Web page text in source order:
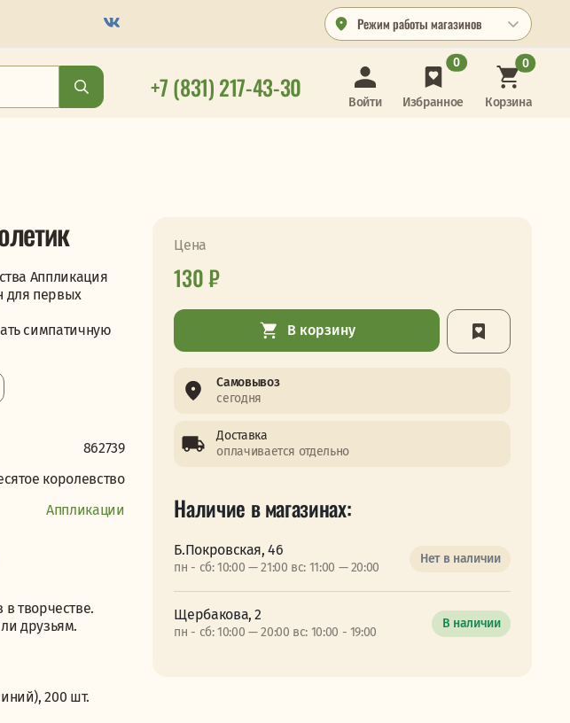
Режим работы магазинов
+7 (831) 217-43-30 Войти Избранное
0
Корзина
0
Аппликация
для первых
симпатичную
862739
королевство
Аппликации
творчестве.
друзьям.
200 шт.
Цена
130 ₽
В корзину
Самовывоз
сегодня
Доставка
оплачивается отдельно
Наличие в магазинах:
Б.Покровская, 46
пн - сб: 10:00 — 21:00 вс: 11:00 — 20:00
Нет в наличии
Щербакова, 2
пн - сб: 10:00 — 20:00 вс: 10:00 - 19:00
В наличии